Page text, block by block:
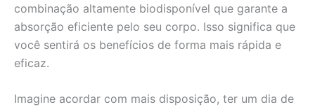
combinação altamente biodisponível que garante a
absorção eficiente pelo seu corpo. Isso significa que
você sentirá os benefícios de forma mais rápida e
eficaz.
Imagine acordar com mais disposição, ter um dia de